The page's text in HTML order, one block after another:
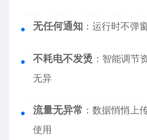
无任何通知 ：运行时不弹
不耗电不发烫 ：智能调节
无异
流量无异常 ：数据悄悄上
使用